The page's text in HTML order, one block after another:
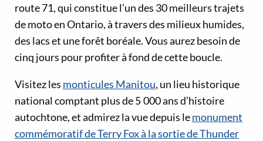
route 71, qui constitue l’un des 30 meilleurs trajets
de moto en Ontario, à travers des milieux humides,
des lacs et une forêt boréale. Vous aurez besoin de
cinq jours pour profiter à fond de cette boucle.
Visitez les monticules Manitou, un lieu historique
national comptant plus de 5 000 ans d’histoire
autochtone, et admirez la vue depuis lemonument
commémoratif de Terry Fox à la sortie de Thunder